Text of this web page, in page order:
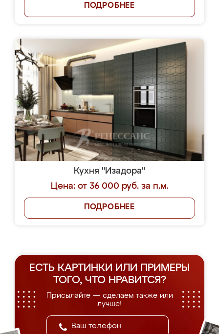
ПОДРОБНЕЕ
Кухня "Изадора"
Цена: от 36 000 руб. за п.м.
ПОДРОБНЕЕ
ЕСТЬ КАРТИНКИ ИЛИ ПРИМЕРЫ
ТОГО, ЧТО НРАВИТСЯ?
Присылайте — сделаем также или
лучше!